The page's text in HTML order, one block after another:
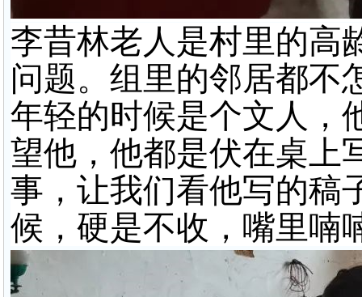
李昔林老人是村里的高
问题。组里的邻居都不
年轻的时候是个文人，
望他，他都是伏在桌上
事，让我们看他写的稿
候，硬是不收，嘴里喃